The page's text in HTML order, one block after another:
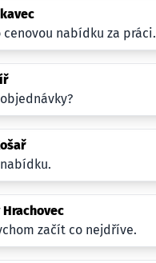
cenovou nabídku za práci.
začít co nejdříve.